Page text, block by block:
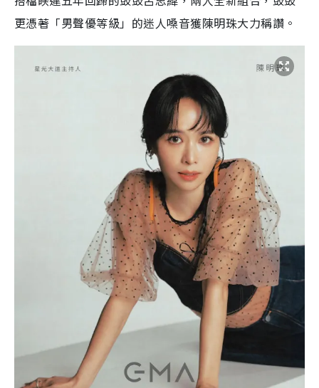
更憑著「男聲優等級」的迷人嗓音獲陳明珠大力稱讚。